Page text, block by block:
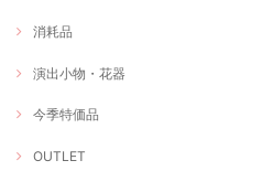
消耗品
演出小物・花器
今季特価品
OUTLET